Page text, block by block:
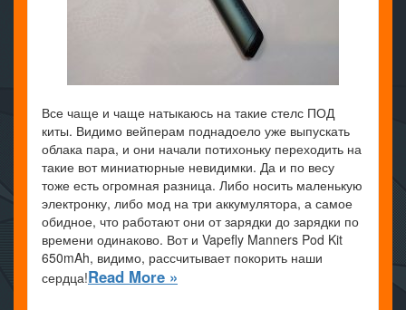
Все чаще и чаще натыкаюсь на такие стелс ПОД
киты. Видимо вейперам поднадоело уже выпускать
облака пара, и они начали потихоньку переходить на
такие вот миниатюрные невидимки. Да и по весу
тоже есть огромная разница. Либо носить маленькую
электронку, либо мод на три аккумулятора, а самое
обидное, что работают они от зарядки до зарядки по
времени одинаково. Вот и Vapefly Manners Pod Kit
650mAh, видимо, рассчитывает покорить наши
сердца!Read More »